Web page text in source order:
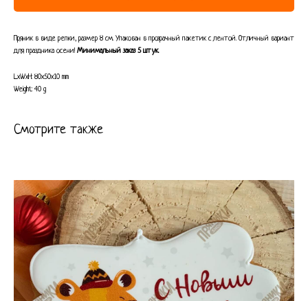
Пряник в виде репки, размер 8 см. Упакован в прозрачный пакетик с лентой. Отличный вариант
для праздника осени! Минимальный заказ 5 штук.
LxWxH: 80x50x10 mm
Weight: 40 g
Смотрите также